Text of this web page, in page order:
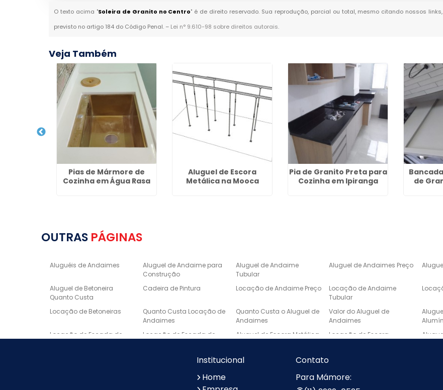
O texto acima "Soleira de Granito no Centro" é de direito reservado. Sua reprodução, parcial ou total, mesmo citando nossos
previsto no artigo 184 do Código Penal. – Lei n° 9.610-98 sobre direitos autorais.
Veja Também
Pias de Mármore de
Cozinha em Água Rasa
Aluguel de Escora
Metálica na Mooca
Pia de Granito Preta para
Cozinha em Ipiranga
de
OUTRAS PÁGINAS
Aluguéis de Andaimes
Aluguel de Andaime para
Construção
Aluguel de Andaime
Tubular
Aluguel de Andaimes Preço
Aluguel de Betoneira
Quanto Custa
Cadeira de Pintura Locação de Andaime Preço
Locação de Andaime
Tubular
Locação de Betoneiras
Quanto Custa Locação de
Andaimes
Quanto Custa o Aluguel de
Andaimes
Valor do Aluguel de
Andaimes
Locação de Escada de
Locação de Escada de
Aluguel de Escora Metálica
Locação de Escora
Borda de Piscina em
Escada de Mármore Preço
Nichos Sob Medida
Pia de Marmore para
Pias de Mármore
Pias
Institucional
Home
Contato
Para Mámore: